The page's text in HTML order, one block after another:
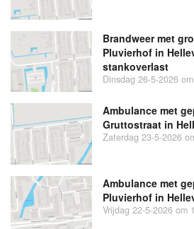
Brandweer met
Pluvierhof in
stankoverlast
Dinsdag 26-5-2026
Ambulance met
Gruttostraat in
Zaterdag 23-5-2026
Ambulance met
Pluvierhof in
Vrijdag 22-5-2026 om